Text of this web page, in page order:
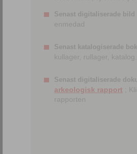
Senast digitaliserade bild
enmedad
Senast katalogiserade bok
kullager, rullager,
Senast digitaliserade
arkeologisk rapport ;
rapporten